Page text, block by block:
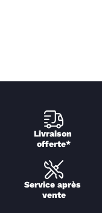
Livraison
offerte*
Service après
vente